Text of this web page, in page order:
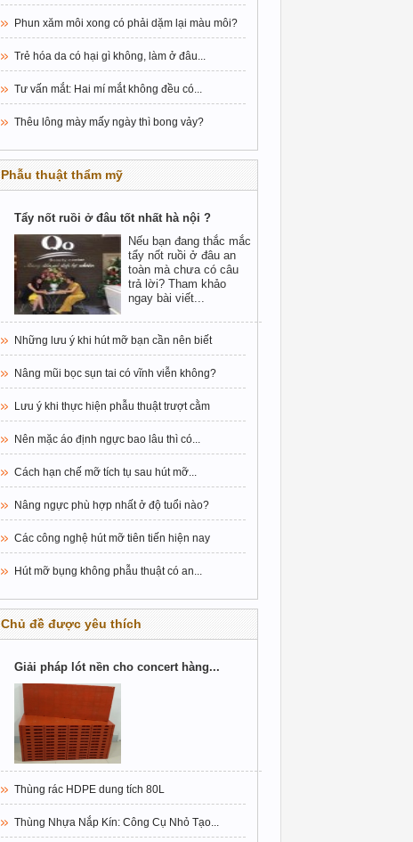
Phun xăm môi xong có phải dặm lại màu môi?
Trẻ hóa da có hại gì không, làm ở đâu...
Tư vấn mắt: Hai mí mắt không đều có...
Thêu lông mày mấy ngày thì bong vảy?
Phẫu thuật thẩm mỹ
Tẩy nốt ruồi ở đâu tốt nhất hà nội ?
Nếu bạn đang thắc mắc
tẩy nốt ruồi ở đâu an
toàn mà chưa có câu
trả lời? Tham khảo
ngay bài viết...
Những lưu ý khi hút mỡ bạn cần nên biết
Nâng mũi bọc sụn tai có vĩnh viễn không?
Lưu ý khi thực hiện phẫu thuật trượt cằm
Nên mặc áo định ngực bao lâu thì có...
Cách hạn chế mỡ tích tụ sau hút mỡ...
Nâng ngực phù hợp nhất ở độ tuổi nào?
Các công nghệ hút mỡ tiên tiến hiện nay
Hút mỡ bụng không phẫu thuật có an...
Chủ đề được yêu thích
Giải pháp lót nền cho concert hàng...
Thùng rác HDPE dung tích 80L
Thùng Nhựa Nắp Kín: Công Cụ Nhỏ Tạo...